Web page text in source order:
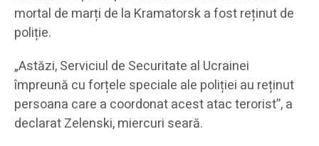
mortal de marți de la Kramatorsk a fost reținut de
poliție.
„Astăzi, Serviciul de Securitate al Ucrainei
împreună cu forțele speciale ale poliției au reținut
persoana care a coordonat acest atac terorist”, a
declarat Zelenski, miercuri seară.